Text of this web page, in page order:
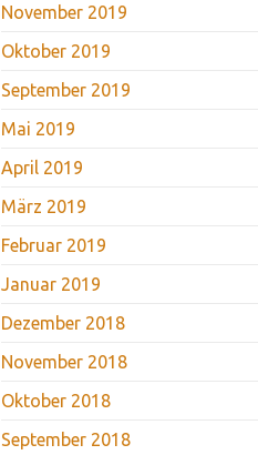
November 2019
Oktober 2019
September 2019
Mai 2019
April 2019
März 2019
Februar 2019
Januar 2019
Dezember 2018
November 2018
Oktober 2018
September 2018